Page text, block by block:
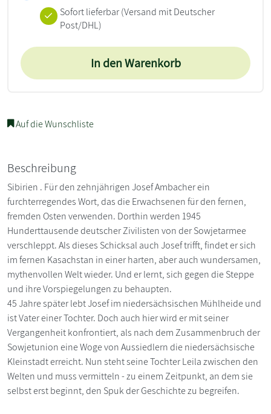
Sofort lieferbar(Versand mit Deutscher
Post/DHL)
In den Warenkorb
Auf die Wunschliste
Beschreibung
Sibirien . Für den zehnjährigen Josef Ambacher ein
furchterregendes Wort, das die Erwachsenen für den fernen,
fremden Osten verwenden. Dorthin werden 1945
Hunderttausende deutscher Zivilisten von der Sowjetarmee
verschleppt. Als dieses Schicksal auch Josef trifft, findet er sich
im fernen Kasachstan in einer harten, aber auch wundersamen,
mythenvollen Welt wieder. Und er lernt, sich gegen die Steppe
und ihre Vorspiegelungen zu behaupten.
45 Jahre später lebt Josef im niedersächsischen Mühlheide und
ist Vater einer Tochter. Doch auch hier wird er mit seiner
Vergangenheit konfrontiert, als nach dem Zusammenbruch der
Sowjetunion eine Woge von Aussiedlern die niedersächsische
Kleinstadt erreicht. Nun steht seine Tochter Leila zwischen den
Welten und muss vermitteln - zu einem Zeitpunkt, an dem sie
selbst erst beginnt, den Spuk der Geschichte zu begreifen.